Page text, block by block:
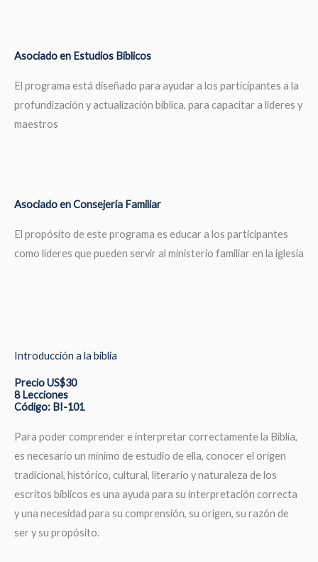
Asociado en Estudios Bíblicos
El programa está diseñado para ayudar a los participantes a la
profundización y actualización bíblica, para capacitar a líderes y
maestros
Asociado en Consejería Familiar
El propósito de este programa es educar a los participantes
como líderes que pueden servir al ministerio familiar en la iglesia
Introducción a la biblia
Precio US$30
8 Lecciones
Código: BI-101
Para poder comprender e interpretar correctamente la Biblia,
es necesario un mínimo de estudio de ella, conocer el origen
tradicional, histórico, cultural, literario y naturaleza de los
escritos bíblicos es una ayuda para su interpretación correcta
y una necesidad para su comprensión, su origen, su razón de
ser y su propósito.